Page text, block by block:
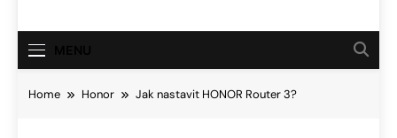
Infoek.cz
Novinkám
Home Honor Jak nastavit HONOR Router 3?